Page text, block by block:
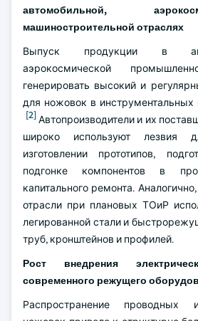
автомобильной,
машиностроительной отраслях
Выпуск продукции в
аэрокосмической
генерировать высокий и
для ножовок в
[2]Автопроизводители и их
широко используют лезвия
изготовлении прототипов,
подгонке компонентов в
капитального ремонта.
отрасли при плановых ТОиР
легированной стали и
труб, кронштейнов и профилей.
Рост внедрения
современного режущего
Распространение проводных